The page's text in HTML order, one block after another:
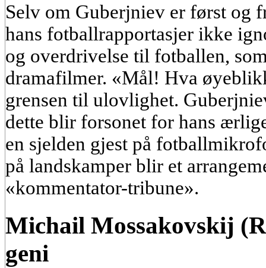
Selv om Guberjniev er først og
hans fotballrapportasjer ikke
og overdrivelse til fotballen,
dramafilmer. «Mål! Hva
grensen til ulovlighet.
dette blir forsonet for hans
en sjelden gjest på
på landskamper blir et
«kommentator-tribune».
Michail Mossakovskij
geni